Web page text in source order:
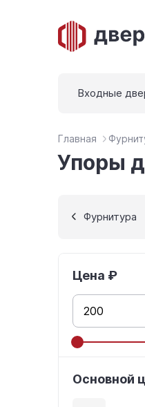
Входные
Главная
Упоры
Фурнитура
Цена ₽
Основной